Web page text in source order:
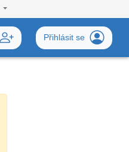
Přihlásit se